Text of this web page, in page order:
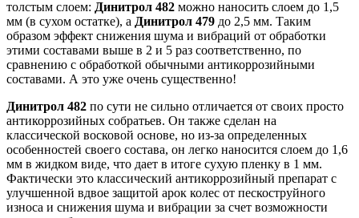
толстым слоем: Динитрол 482 можно наносить слоем до 1,5
мм (в сухом остатке), а Динитрол 479 до 2,5 мм. Таким
образом эффект снижения шума и вибраций от обработки
этими составами выше в 2 и 5 раз соответственно, по
сравнению с обработкой обычными антикоррозийными
составами. А это уже очень существенно!
Динитрол 482 по сути не сильно отличается от своих просто
антикоррозийных собратьев. Он также сделан на
классической восковой основе, но из-за определенных
особенностей своего состава, он легко наносится слоем до 1,6
мм в жидком виде, что дает в итоге сухую пленку в 1 мм.
Фактически это классический антикоррозийный препарат с
улучшенной вдвое защитой арок колес от пескоструйного
износа и снижения шума и вибрации за счет возможности